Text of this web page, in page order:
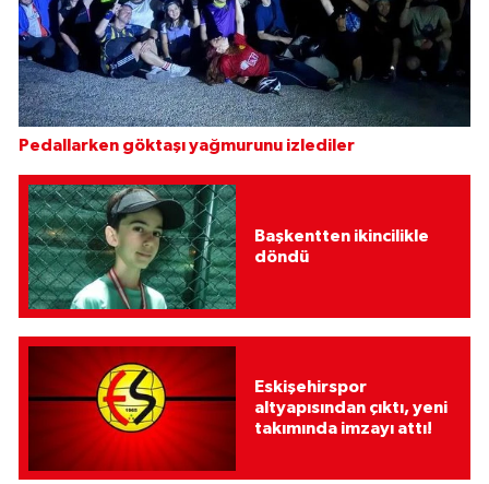
Pedallarken göktaşı yağmurunu izlediler
Başkentten ikincilikle
döndü
Eskişehirspor
altyapısından çıktı, yeni
takımında imzayı attı!